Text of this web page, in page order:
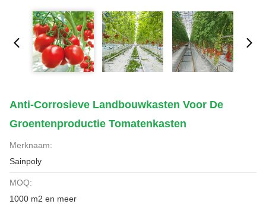
Anti-Corrosieve Landbouwkasten Voor De
Groentenproductie Tomatenkasten
Merknaam:
Sainpoly
MOQ:
1000 m2 en meer